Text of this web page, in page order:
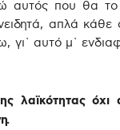
αυτός που θα
απλά κάθε
γι` αυτό μ`
λαϊκότητας